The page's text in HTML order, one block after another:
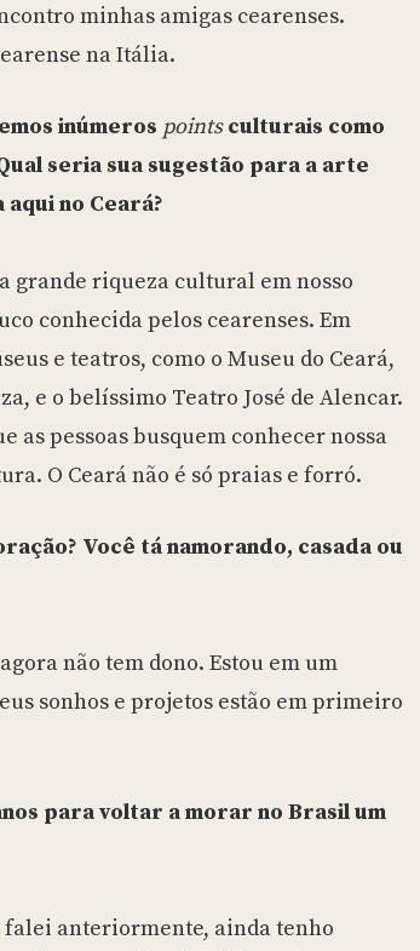
minhas amigas cearenses.
na Itália.
inúmeros pointsculturais como
seria sua sugestão para a arte
no Ceará?
grande riqueza cultural em nosso
conhecida pelos cearenses. Em
e teatros, como o Museu do Ceará,
e o belíssimo Teatro José de Alencar.
as pessoas busquem conhecer nossa
O Ceará não é só praias e forró.
Você tá namorando, casada ou
não tem dono. Estou em um
sonhos e projetos estão em primeiro
para voltar a morar no Brasil um
falei anteriormente, ainda tenho